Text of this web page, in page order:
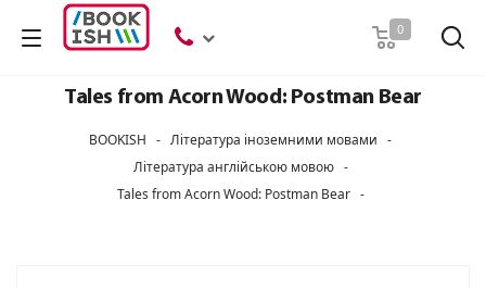
0
Tales from Acorn Wood: Postman Bear
BOOKISH - Література іноземними мовами -
Література англійською мовою -
Tales from Acorn Wood: Postman Bear -